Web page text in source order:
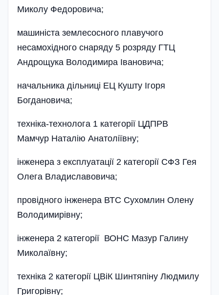
Миколу Федоровича;
машиніста землесосного плавучого
несамохі­дного снаряду 5 розряду ГТЦ
Андрощука Володимира Івановича;
начальника дільниці ЕЦ Кушту Ігоря
Богдановича;
техніка-технолога 1 категорії ЦДПРВ
Мамчур Наталію Анатоліївну;
інженера з експлуатації 2 категорії СФЗ Гея
Олега Владиславовича;
провідного інженера ВТС Сухомлин Олену
Володимирівну;
інженера 2 категорії ВОНС Мазур Галину
Миколаївну;
техніка 2 категорії ЦВіК Шинтяпіну Людмилу
Григорівну;